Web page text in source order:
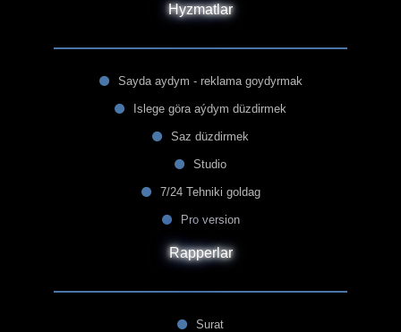
Hyzmatlar
Sayda aydym - reklama goydyrmak
Islege göra aýdym düzdirmek
Saz düzdirmek
Studio
7/24 Tehniki goldag
Pro version
Rapperlar
Surat